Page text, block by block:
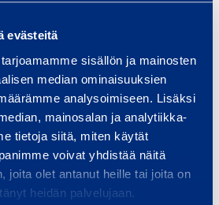
evästeitä
sisällön ja mainosten
median ominaisuuksien
analysoimiseen. Lisäksi
mainosalan ja analytiikka-
tietoja siitä, miten käytät
voivat yhdistää näitä
joita olet antanut heille tai joita on
heidän palvelujaan.